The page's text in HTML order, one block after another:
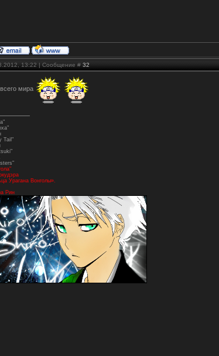
13:22 | Сообщение # 32
мира
Tail"
Урагана Вонголы».
Рин